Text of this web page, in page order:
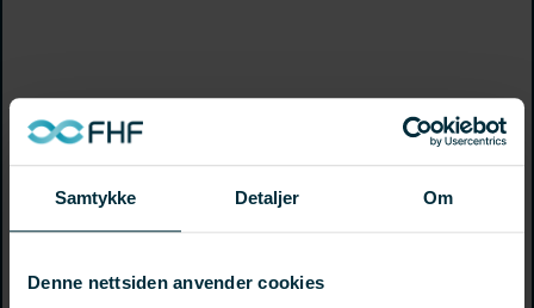
Samtykke Detaljer Om
Denne nettsiden anvender cookies